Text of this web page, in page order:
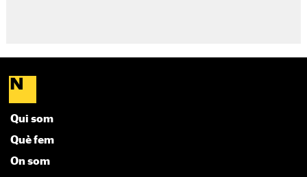
Qui som
Què fem
On som